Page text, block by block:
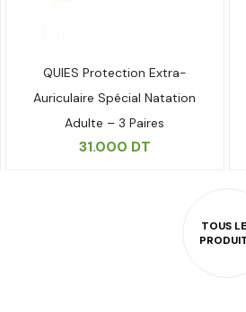
QUIES Protection Extra-
Auriculaire Spécial Natation
Adulte – 3 Paires
31.000 DT